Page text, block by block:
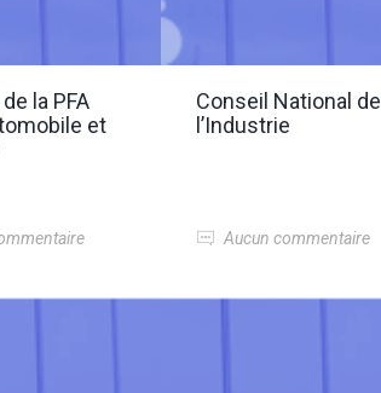
la PFA
et
Conseil National de
l’Industrie
Aucun commentaire